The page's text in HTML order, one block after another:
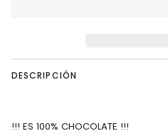
DESCRIPCIÓN
!!! ES 100% CHOCOLATE !!!